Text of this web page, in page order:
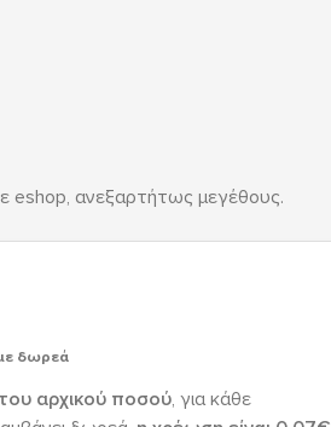
eshop, ανεξαρτήτως μεγέθους.
δωρεά
αρχικού ποσού, για κάθε